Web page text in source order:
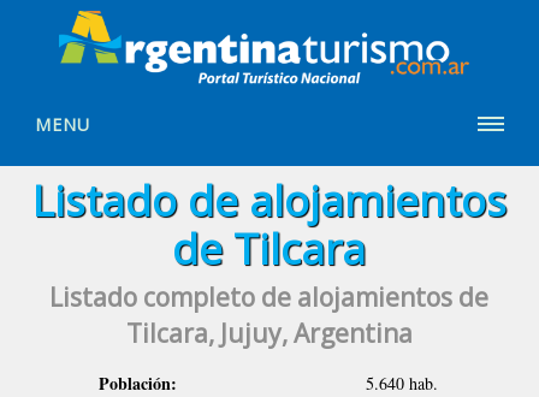
MENU
Listado de alojamientos
de Tilcara
Listado completo de alojamientos de
Tilcara, Jujuy, Argentina
Población: 5.640 hab.